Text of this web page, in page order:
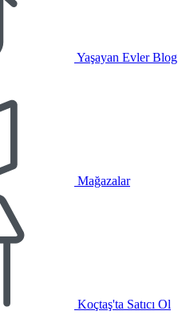
Yaşayan Evler Blog
Mağazalar
Koçtaş'ta Satıcı Ol